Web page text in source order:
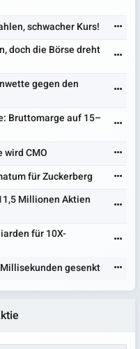
schwacher Kurs!
doch die Börse dreht
gegen den
Bruttomarge auf 15–
CMO
für Zuckerberg
Millionen Aktien
für 10X-
gesenkt